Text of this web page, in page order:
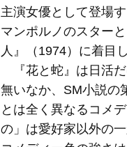
主演女優として登場
マンポルノのスター
人』（1974）に着目
『花と蛇』は日活だ
無いなか、SM小説の
とは全く異なるコメ
の」は愛好家以外の